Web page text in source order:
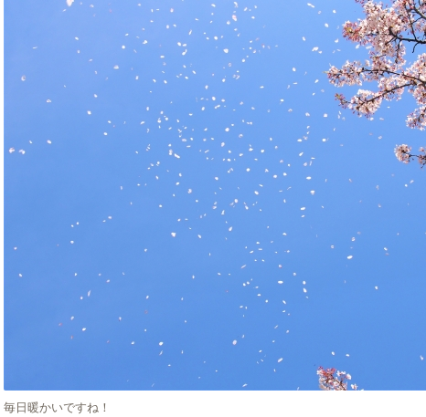
毎日暖かいですね！